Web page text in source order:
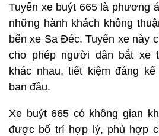
Tuyến xe buýt 665 là phương
những hành khách không
bến xe Sa Đéc. Tuyến xe này
cho phép người dân bắt xe
khác nhau, tiết kiệm đáng
ban đầu.
Xe buýt 665 có không gian
được bố trí hợp lý, phù hợp